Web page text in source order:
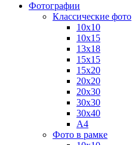
Фотографии
Классические фото
10х10
10х15
13х18
15х15
15х20
20х20
20х30
30х30
30х40
А4
Фото в рамке